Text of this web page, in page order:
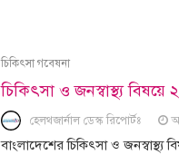
চিকিৎসা গবেষনা
চিকিৎসা ও জনস্বাস্থ্য বিষয়ে
হেলথজার্নাল ডেস্ক রিপোর্টঃ
বাংলাদেশের চিকিৎসা ও জনস্বাস্থ্য